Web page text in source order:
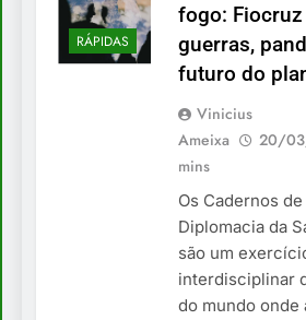
RÁPIDAS
fogo:
guerras,
futuro do
Vinicius
Ameixa
20/
mins
Os Cadernos
Diplomacia da
são um
interdisciplinar
do mundo onde